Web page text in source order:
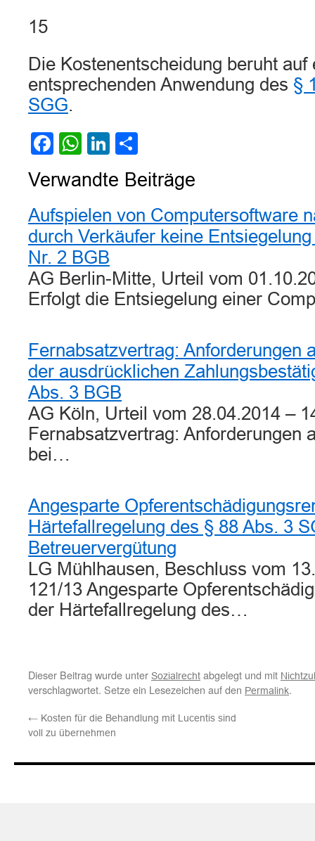
15
Die Kostenentscheidung beruht auf
entsprechenden Anwendung des §
SGG.
Facebook
WhatsApp
LinkedIn
Verwandte Beiträge
Aufspielen von Computersoftware
durch Verkäufer keine
Nr. 2 BGB
AG Berlin-Mitte, Urteil vom
Erfolgt die Entsiegelung einer
Fernabsatzvertrag: Anforderungen
der ausdrücklichen
Abs. 3 BGB
AG Köln, Urteil vom 28.04.2014 –
Fernabsatzvertrag: Anforderungen
bei…
Angesparte
Härtefallregelung des § 88 Abs. 3
Betreuervergütung
LG Mühlhausen, Beschluss vom
121/13 Angesparte
der Härtefallregelung des…
Dieser Beitrag wurde unter Sozialrecht abgelegt und mit
verschlagwortet. Setze ein Lesezeichen auf den Permalink.
← Kosten für die Behandlung mit Lucentis sind
voll zu übernehmen